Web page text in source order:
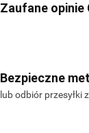
Zaufane opinie
Bezpieczne
lub odbiór przesyłki